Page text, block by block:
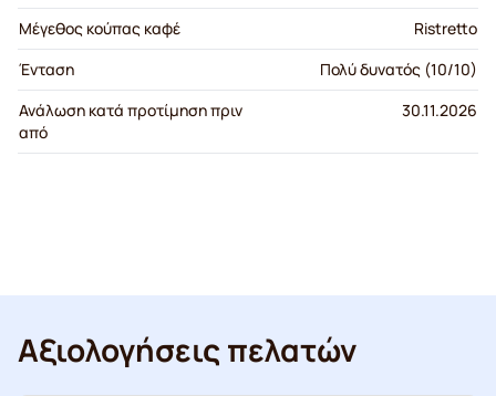
Μέγεθος κούπας καφέ
Ristretto
Ένταση
Πολύ δυνατός (10/10)
Ανάλωση κατά προτίμηση πριν
από
30.11.2026
Αξιολογήσεις πελατών